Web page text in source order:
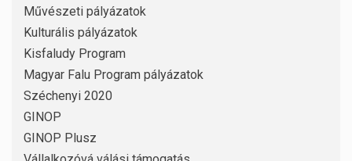
Művészeti pályázatok
Kulturális pályázatok
Kisfaludy Program
Magyar Falu Program pályázatok
Széchenyi 2020
GINOP
GINOP Plusz